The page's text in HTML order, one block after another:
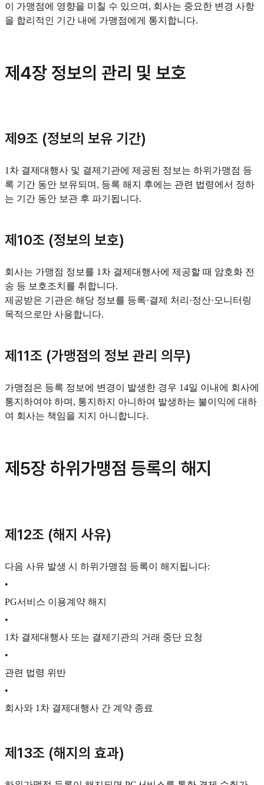
이 가맹점에 영향을 미칠 수 있으며, 회사는 중요한 변경 사항
을 합리적인 기간 내에 가맹점에게 통지합니다.
제4장 정보의 관리 및 보호
제9조 (정보의 보유 기간)
1차 결제대행사 및 결제기관에 제공된 정보는 하위가맹점 등
록 기간 동안 보유되며, 등록 해지 후에는 관련 법령에서 정하
는 기간 동안 보관 후 파기됩니다.
제10조 (정보의 보호)
회사는 가맹점 정보를 1차 결제대행사에 제공할 때 암호화 전
송 등 보호조치를 취합니다.
제공받은 기관은 해당 정보를 등록·결제 처리·정산·모니터링
목적으로만 사용합니다.
제11조 (가맹점의 정보 관리 의무)
가맹점은 등록 정보에 변경이 발생한 경우 14일 이내에 회사에
통지하여야 하며, 통지하지 아니하여 발생하는 불이익에 대하
여 회사는 책임을 지지 아니합니다.
제5장 하위가맹점 등록의 해지
제12조 (해지 사유)
다음 사유 발생 시 하위가맹점 등록이 해지됩니다:
•
PG서비스 이용계약 해지
•
1차 결제대행사 또는 결제기관의 거래 중단 요청
•
관련 법령 위반
•
회사와 1차 결제대행사 간 계약 종료
제13조 (해지의 효과)